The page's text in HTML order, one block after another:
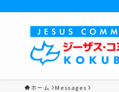
ホーム Messages